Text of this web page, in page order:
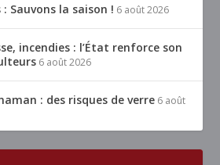
Sauvons la saison ! 6 août 2026
incendies : l’État renforce son
6 août 2026
: des risques de verre 6 août